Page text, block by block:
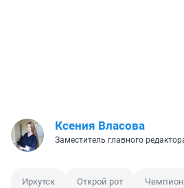
Ксения Власова
Заместитель главного
Иркутск Открой рот